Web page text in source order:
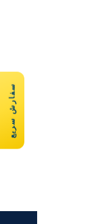
سفارش سریع